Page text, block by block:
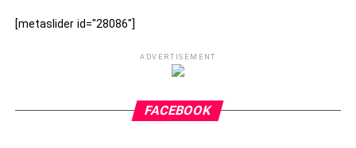
[metaslider id="28086"]
ADVERTISEMENT
FACEBOOK